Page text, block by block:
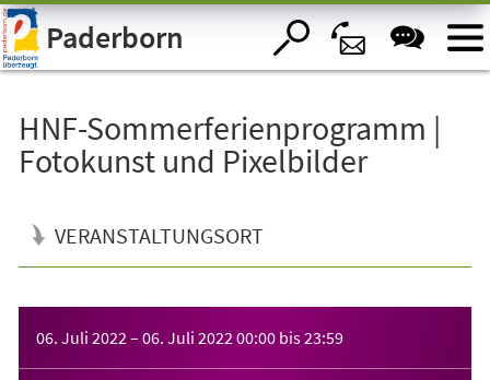
Visuelle
Assistenzsoftware
öffnen.Paderborn
HNF-Sommerferienprogramm |
Fotokunst und Pixelbilder
VERANSTALTUNGSORT
06. Juli 2022 – 06. Juli 2022 00:00 bis23:59